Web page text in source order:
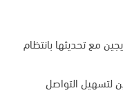
مع تحديثها بانتظام
لتسهيل التواصل